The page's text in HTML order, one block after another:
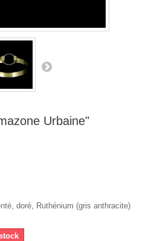
Urbaine"
doré, Ruthénium (gris anthracite)